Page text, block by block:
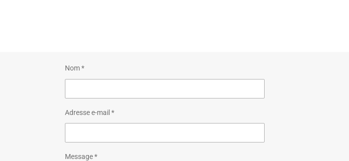
Nom *
Adresse e-mail *
Message *